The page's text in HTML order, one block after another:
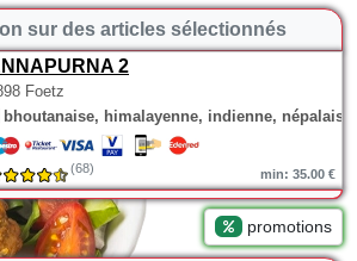
sur des articles sélectionnés
2
Foetz
bhoutanaise, himalayenne, indienne, népalaise
(68) min: 35.00 €
promotions